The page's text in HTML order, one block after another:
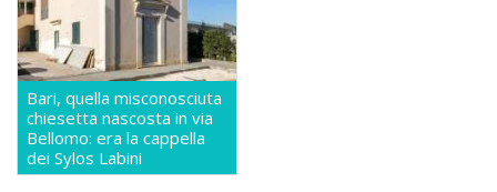
Bari, quella misconosciuta
chiesetta nascosta in via
Bellomo: era la cappella
dei Sylos Labini